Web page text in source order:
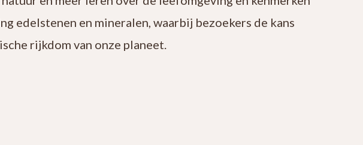
edelstenen en mineralen, waarbij bezoekers de kans
rijkdom van onze planeet.